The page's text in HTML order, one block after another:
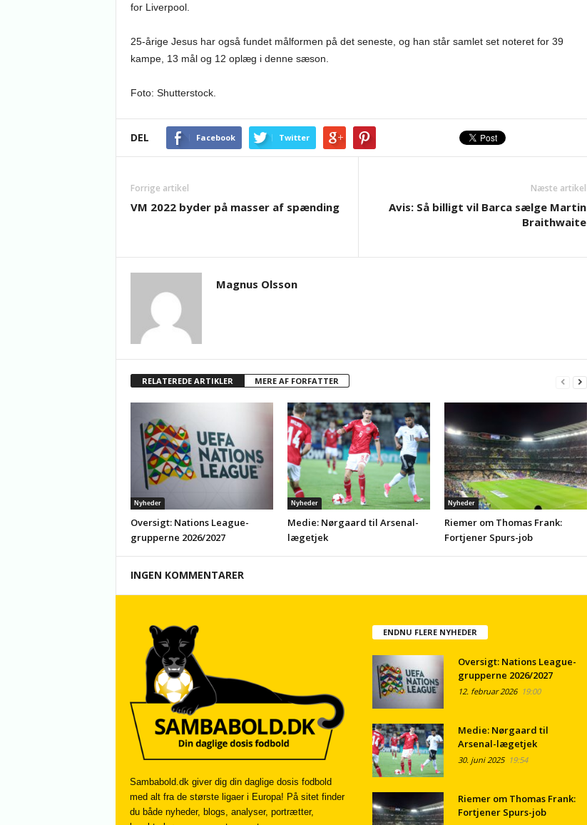
for Liverpool.
25-årige Jesus har også fundet målformen på det seneste, og han står samlet set noteret for 39
kampe, 13 mål og 12 oplæg i denne sæson.
Foto: Shutterstock.
DEL Facebook Twitter
Forrige artikel
VM 2022 byder på masser af spænding
Næste artikel
Avis: Så billigt vil Barca sælge Martin
Braithwaite
Magnus Olsson
RELATEREDE ARTIKLER MERE AF FORFATTER
Nyheder
Oversigt: Nations League-
grupperne 2026/2027
Nyheder
Medie: Nørgaard til Arsenal-
lægetjek
Nyheder
Riemer om Thomas Frank:
Fortjener Spurs-job
INGEN KOMMENTARER
Sambabold.dk giver dig din daglige dosis fodbold
med alt fra de største ligaer i Europa! På sitet finder
du både nyheder, blogs, analyser, portrætter,
ENDNU FLERE NYHEDER
Oversigt: Nations League-
grupperne 2026/2027
12. februar 202619:00
Medie: Nørgaard til
Arsenal-lægetjek
30. juni 202519:54
Riemer om Thomas Frank:
Fortjener Spurs-job